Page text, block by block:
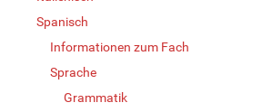
Spanisch
Informationen zum Fach
Sprache
Grammatik